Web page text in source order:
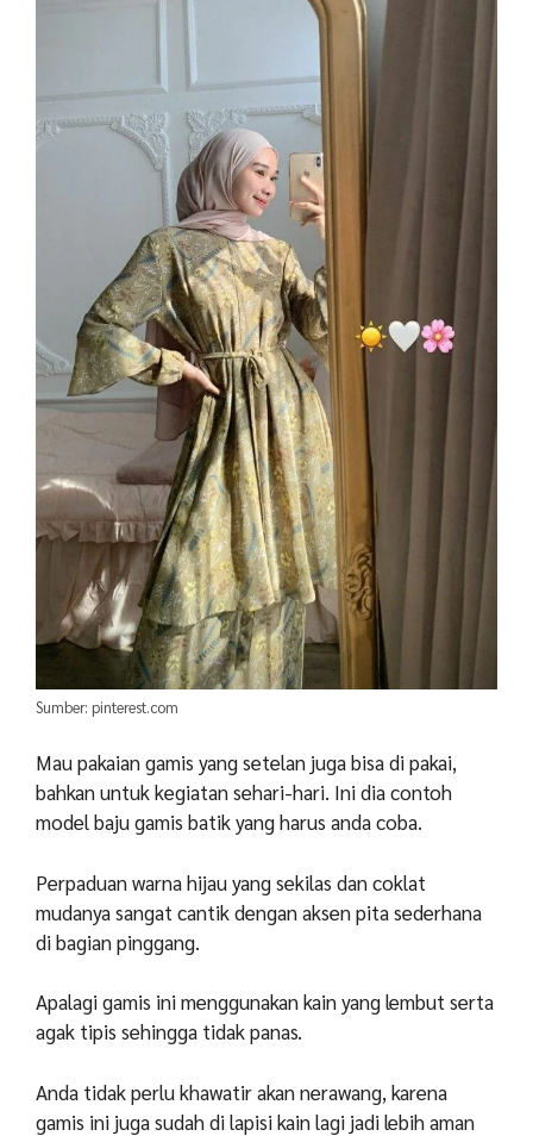
Sumber: pinterest.com
Mau pakaian gamis yang setelan juga bisa di pakai,
bahkan untuk kegiatan sehari-hari. Ini dia contoh
model baju gamis batik yang harus anda coba.
Perpaduan warna hijau yang sekilas dan coklat
mudanya sangat cantik dengan aksen pita sederhana
di bagian pinggang.
Apalagi gamis ini menggunakan kain yang lembut serta
agak tipis sehingga tidak panas.
Anda tidak perlu khawatir akan nerawang, karena
gamis ini juga sudah di lapisi kain lagi jadi lebih aman